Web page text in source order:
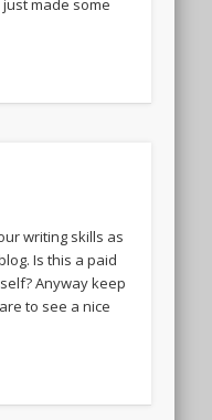
made some
writing skills as
Is this a paid
Anyway keep
to see a nice